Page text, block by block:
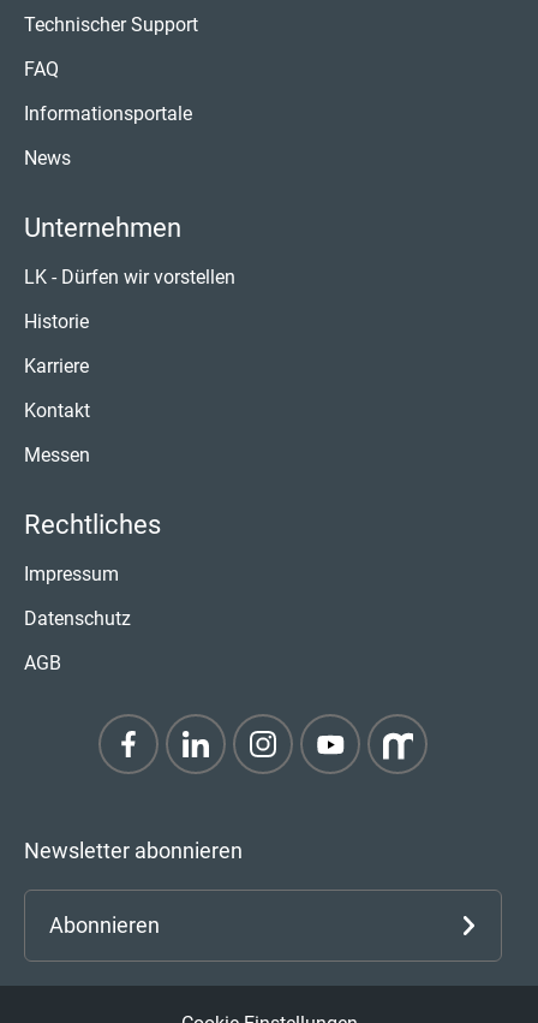
Technischer Support
FAQ
Informationsportale
News
Unternehmen
LK - Dürfen wir vorstellen
Historie
Karriere
Kontakt
Messen
Rechtliches
Impressum
Datenschutz
AGB
Newsletter abonnieren
Abonnieren